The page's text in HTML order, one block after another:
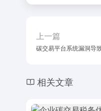
上一篇
碳交易平台系统漏洞导
相关文章